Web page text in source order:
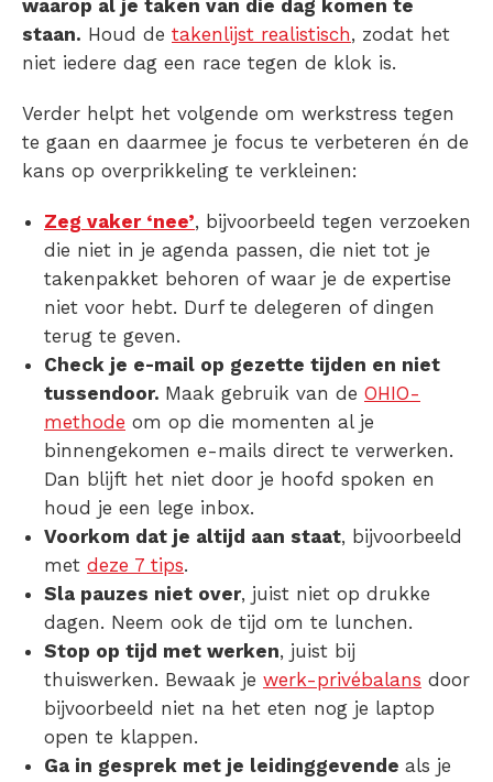
waarop al je taken van die dag komen te
staan. Houd de takenlijst realistisch, zodat het
niet iedere dag een race tegen de klok is.
Verder helpt het volgende om werkstress tegen
te gaan en daarmee je focus te verbeteren én de
kans op overprikkeling te verkleinen:
Zeg vaker ‘nee’, bijvoorbeeld tegen verzoeken
die niet in je agenda passen, die niet tot je
takenpakket behoren of waar je de expertise
niet voor hebt. Durf te delegeren of dingen
terug te geven.
Check je e-mail op gezette tijden en niet
tussendoor. Maak gebruik van de OHIO-
methode om op die momenten al je
binnengekomen e-mails direct te verwerken.
Dan blijft het niet door je hoofd spoken en
houd je een lege inbox.
Voorkom dat je altijd aan staat, bijvoorbeeld
met deze 7 tips.
Sla pauzes niet over, juist niet op drukke
dagen. Neem ook de tijd om te lunchen.
Stop op tijd met werken, juist bij
thuiswerken. Bewaak je werk-privébalans door
bijvoorbeeld niet na het eten nog je laptop
open te klappen.
Ga in gesprek met je leidinggevende als je